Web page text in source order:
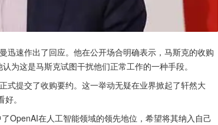
迅速作出了回应。他在公开场合明确表示，马斯克的收购
为这是马斯克试图干扰他们正常工作的一种手段。
式提交了收购要约。这一举动无疑在业界掀起了轩然大
。
OpenAI在人工智能领域的领先地位，希望将其纳入自己